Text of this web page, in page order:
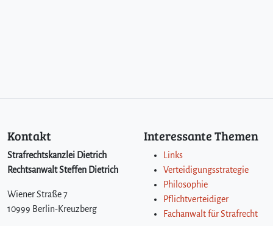
Kontakt
Strafrechtskanzlei Dietrich
Rechtsanwalt Steffen Dietrich
Wiener Straße 7
10999 Berlin-Kreuzberg
Interessante Themen
Links
Verteidigungsstrategie
Philosophie
Pflichtverteidiger
Fachanwalt für Strafrecht